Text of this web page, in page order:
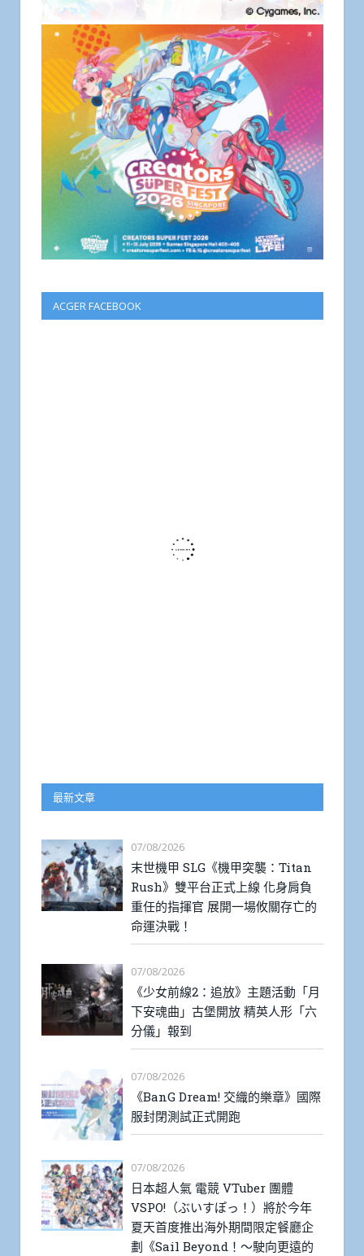
ACGER FACEBOOK
最新文章
07/08/2026
末世機甲 SLG《機甲突襲：Titan
Rush》雙平台正式上線 化身肩負
重任的指揮官 展開一場攸關存亡的
命運決戰！
07/08/2026
《少女前線2：追放》主題活動「月
下安魂曲」古堡開放 精英人形「六
分儀」報到
07/08/2026
《BanG Dream! 交織的樂章》國際
服封閉測試正式開跑
07/08/2026
日本超人氣 電競 VTuber 團體
VSPO!（ぶいすぽっ！）將於今年
夏天首度推出海外期間限定餐廳企
劃《Sail Beyond！～駛向更遠的